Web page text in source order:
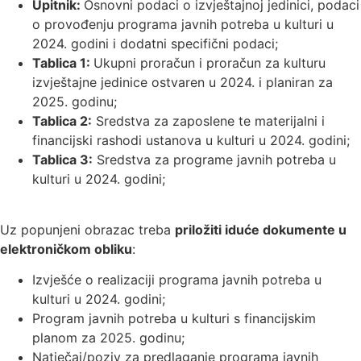
Upitnik: Osnovni podaci o izvještajnoj jedinici, podaci
o provođenju programa javnih potreba u kulturi u
2024. godini i dodatni specifični podaci;
Tablica 1: Ukupni proračun i proračun za kulturu
izvještajne jedinice ostvaren u 2024. i planiran za
2025. godinu;
Tablica 2: Sredstva za zaposlene te materijalni i
financijski rashodi ustanova u kulturi u 2024. godini;
Tablica 3: Sredstva za programe javnih potreba u
kulturi u 2024. godini;
Uz popunjeni obrazac treba priložiti iduće dokumente u
elektroničkom obliku:
Izvješće o realizaciji programa javnih potreba u
kulturi u 2024. godini;
Program javnih potreba u kulturi s financijskim
planom za 2025. godinu;
Natječaj/poziv za predlaganje programa javnih